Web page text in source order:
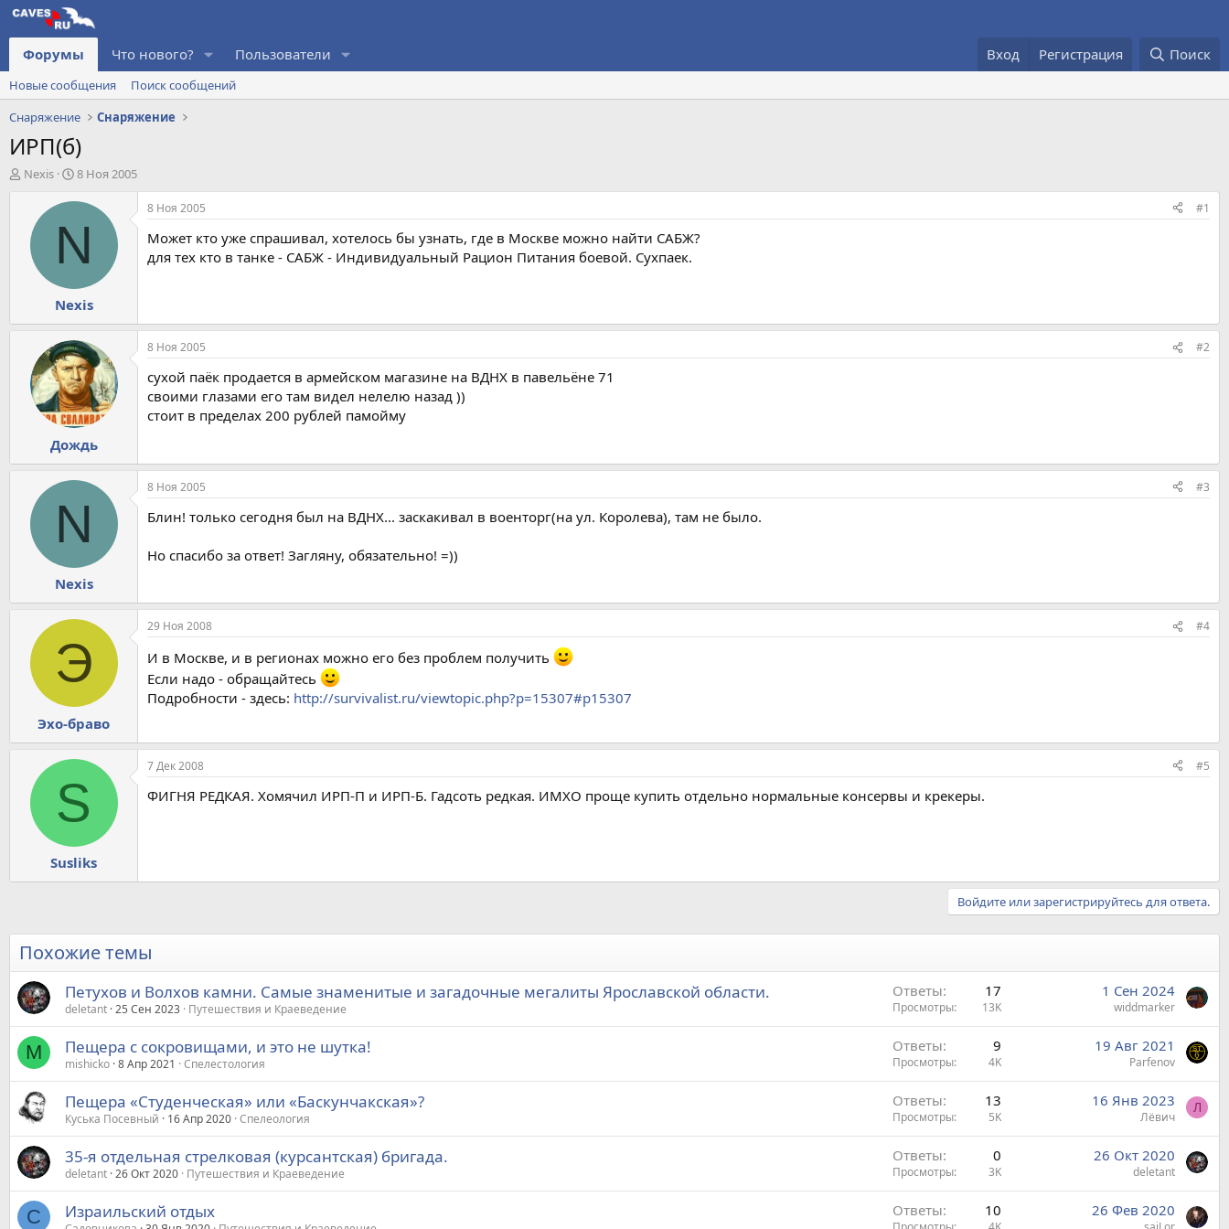
Форумы Что нового? Пользователи Вход Регистрация Поиск
Новые сообщения
Поиск сообщений
Снаряжение
Снаряжение
ИРП(б)
А
Nexis
Д
т
а
а
л
а
8 Ноя 2005
N
Nexis
8 Ноя 2005 #1
Может кто уже спрашивал, хотелось бы узнать, где в Москве можно найти САБЖ?
для тех кто в танке - САБЖ - Индивидуальный Рацион Питания боевой. Сухпаек.
Дождь
8 Ноя 2005 #2
сухой паёк продается в армейском магазине на ВДНХ в павельёне 71
своими глазами его там видел нелелю назад ))
стоит в пределах 200 рублей памойму
N
Nexis
8 Ноя 2005 #3
Блин! только сегодня был на ВДНХ... заскакивал в военторг(на ул. Королева), там не было.
Но спасибо за ответ! Загляну, обязательно! =))
Э
Эхо-браво
29 Ноя 2008 #4
И в Москве, и в регионах можно его без проблем получить
Если надо - обращайтесь
Подробности - здесь: http://survivalist.ru/viewtopic.php?p=15307#p15307
S
Susliks
7 Дек 2008 #5
ФИГНЯ РЕДКАЯ. Хомячил ИРП-П и ИРП-Б. Гадсоть редкая. ИМХО проще купить отдельно нормальные консервы и крекеры.
Войдите или зарегистрируйтесь для ответа.
Похожие темы
Петухов и Волхов камни. Самые знаменитые и загадочные мегалиты Ярославской области.
deletant 25 Сен 2023 Путешествия и Краеведение
Ответы 17
Просмотры 13K
1 Сен 2024
widdmarker
M Пещера с сокровищами, и это не шутка!
mishicko 8 Апр 2021 Спелестология
Ответы 9
Просмотры 4K
19 Авг 2021
Parfenov
Пещера «Студенческая» или «Баскунчакская»?
Куська Посевный 16 Апр 2020 Спелеология
Ответы 13
Просмотры 5K
16 Янв 2023
Лëвич
Л
35-я отдельная стрелковая (курсантская) бригада.
deletant 26 Окт 2020 Путешествия и Краеведение
Ответы 0
Просмотры 3K
26 Окт 2020
deletant
С Израильский отдых Ответы 10 26 Фев 2020